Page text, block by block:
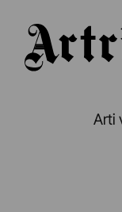
Arti